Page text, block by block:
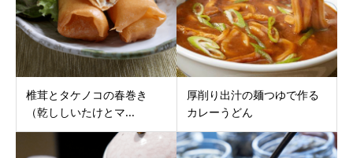
椎茸とタケノコの春巻き
（乾ししいたけとマ...
厚削り出汁の麺つゆで作る
カレーうどん